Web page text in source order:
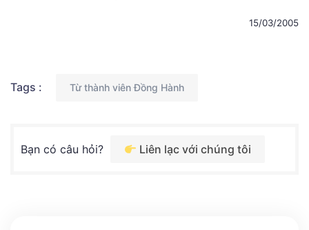
15/03/2005
Tags : Từ thành viên Đồng Hành
Bạn có câu hỏi? Liên lạc với chúng tôi